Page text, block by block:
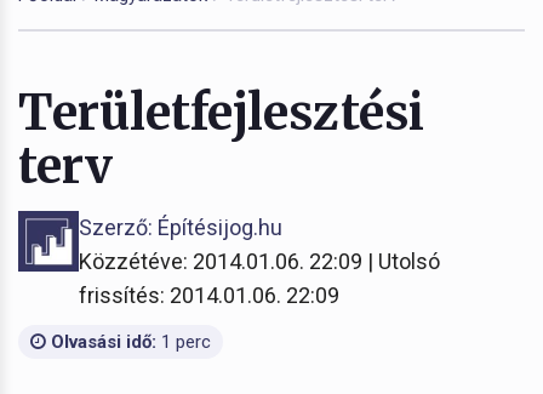
Területfejlesztési
terv
Szerző: Építésijog.hu
Közzétéve: 2014.01.06. 22:09 | Utolsó
frissítés: 2014.01.06. 22:09
Olvasási idő: 1 perc